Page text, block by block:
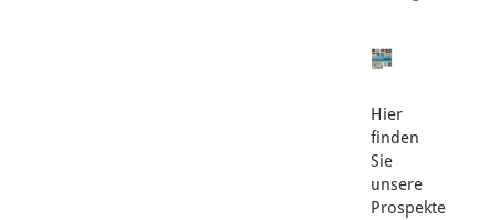
Hier
finden
Sie
unsere
Prospekte